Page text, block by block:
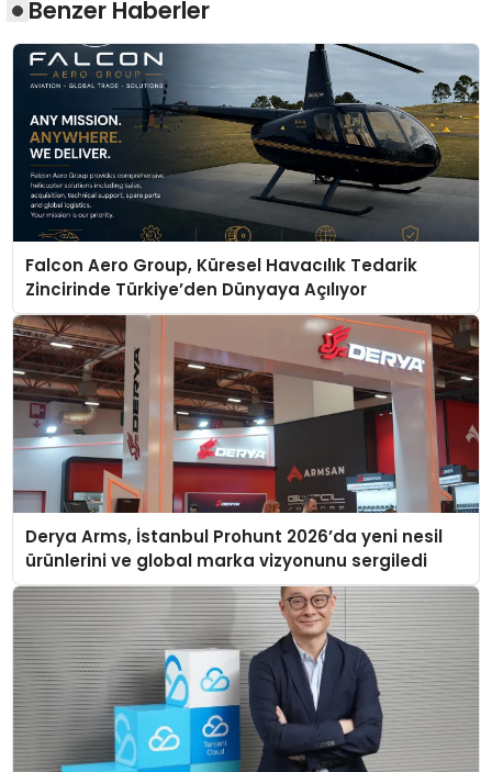
Benzer Haberler
Falcon Aero Group, Küresel Havacılık Tedarik
Zincirinde Türkiye’den Dünyaya Açılıyor
Derya Arms, İstanbul Prohunt 2026’da yeni nesil
ürünlerini ve global marka vizyonunu sergiledi